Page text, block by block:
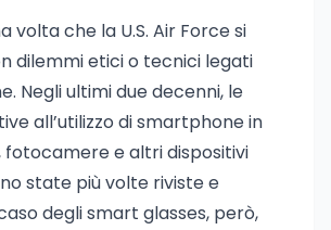
volta che la U.S. Air Force si
dilemmi etici o tecnici legati
Negli ultimi due decenni, le
all’utilizzo di smartphone in
fotocamere e altri dispositivi
state più volte riviste e
degli smart glasses, però,